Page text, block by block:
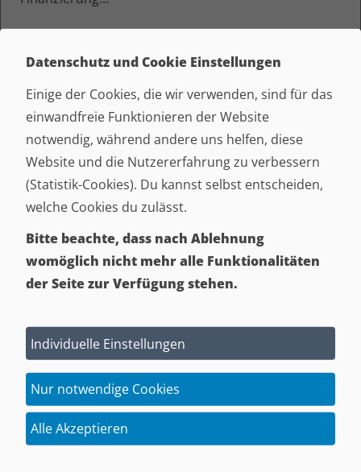
Bilder hinzufügen
Datei hochladen
Bildupload
Datei hochladen
Datei hochladen
Bildupload
Datei hochladen
Datenschutz und Cookie Einstellungen
Einige der Cookies, die wir verwenden, sind für das
einwandfreie Funktionieren der Website
notwendig, während andere uns helfen, diese
Website und die Nutzererfahrung zu verbessern
(Statistik-Cookies). Du kannst selbst entscheiden,
welche Cookies du zulässt.
Bitte beachte, dass nach Ablehnung
womöglich nicht mehr alle Funktionalitäten
der Seite zur Verfügung stehen.
Individuelle Einstellungen
Nur notwendige Cookies
Alle Akzeptieren